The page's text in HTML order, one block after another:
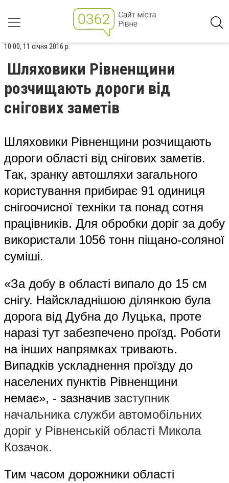
10:00, 11 січня 2016 р.
Шляховики Рівненщини
розчищають дороги від
снігових заметів
Шляховики Рівненщини розчищають
дороги області від снігових заметів.
Так, зранку автошляхи загального
користування прибирає 91 одиниця
снігоочисної техніки та понад сотня
працівників. Для обробки доріг за добу
використали 1056 тонн піщано-соляної
суміші.
«За добу в області випало до 15 см
снігу. Найскладнішою ділянкою була
дорога від Дубна до Луцька, проте
наразі тут забезпечено проїзд. Роботи
на інших напрямках тривають.
Випадків ускладнення проїзду до
населених пунктів Рівненщини
немає», - зазначив заступник
начальника служби автомобільних
доріг у Рівненській області Микола
Козачок.
Тим часом дорожники області